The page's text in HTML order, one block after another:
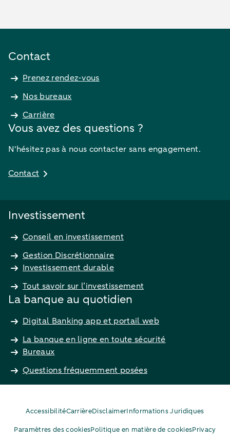
Contact
Prenez rendez-vous
Nos bureaux
Carrière
Vous avez des questions ?
N'hésitez pas à nous contacter sans engagement.
Contact
Investissement
Conseil en investissement
Gestion Discrétionnaire
Investissement durable
Tout savoir sur l’investissement
La banque au quotidien
Digital Banking app et portail web
La banque en ligne en toute sécurité
Bureaux
Questions fréquemment posées
AccessibilitéCarrièreDisclaimerInformations Juridiques
Paramètres des cookiesPolitique en matière de cookiesPrivacy